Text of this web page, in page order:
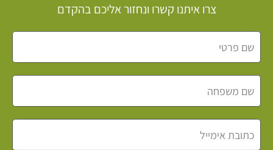
צרו איתנו קשרו ונחזור אליכם בהקדם